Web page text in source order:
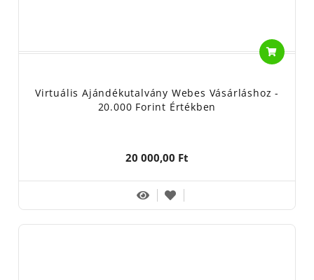
Virtuális Ajándékutalvány Webes Vásárláshoz -
20.000 Forint Értékben
20 000,00 Ft